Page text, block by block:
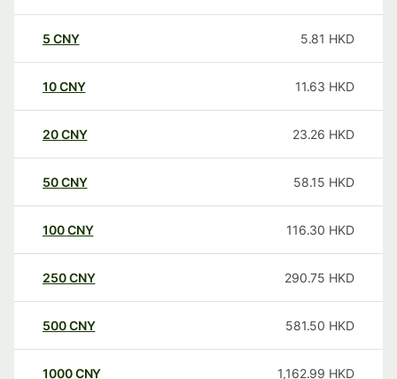
5 CNY 5.81 HKD
10CNY 11.63 HKD
20CNY 23.26 HKD
50CNY 58.15 HKD
100CNY 116.30 HKD
250CNY 290.75 HKD
500CNY 581.50 HKD
1000CNY 1,162.99 HKD